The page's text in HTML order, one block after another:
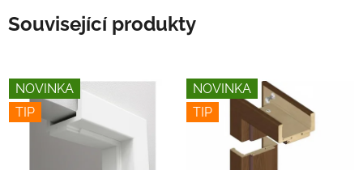
Související produkty
NOVINKA
TIP
NOVINKA
TIP